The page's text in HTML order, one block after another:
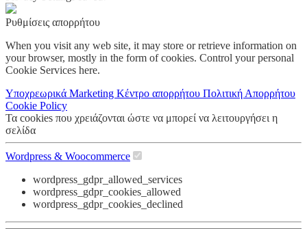
Ρυθμίσεις απορρήτου
When you visit any web site, it may store or retrieve information on
your browser, mostly in the form of cookies. Control your personal
Cookie Services here.
Υποχρεωρικά Marketing Κέντρο απορρήτου Πολιτική Απορρήτου
Cookie Policy
Τα cookies που χρειάζονται ώστε να μπορεί να λειτουργήσει η
σελίδα
Wordpress & Woocommerce
wordpress_gdpr_allowed_services
wordpress_gdpr_cookies_allowed
wordpress_gdpr_cookies_declined